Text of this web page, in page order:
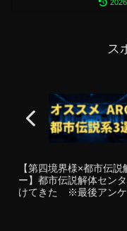
あああああああああああ
！！！！！！！！！！！
ス
【第四境界様×都市伝説
ー】都市伝説解体セン
けてきた ※最後アンケ